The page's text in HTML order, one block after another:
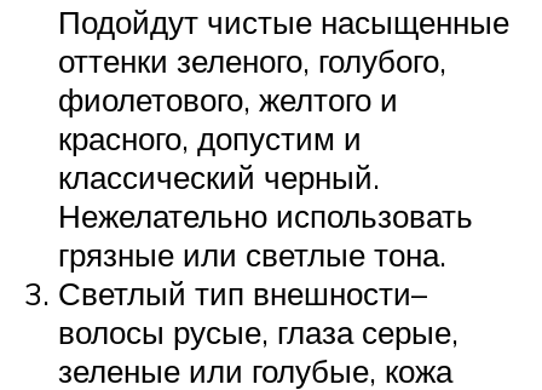
Подойдут чистые насыщенные
оттенки зеленого, голубого,
фиолетового, желтого и
красного, допустим и
классический черный.
Нежелательно использовать
грязные или светлые тона.
Светлый тип внешности–
волосы русые, глаза серые,
зеленые или голубые, кожа